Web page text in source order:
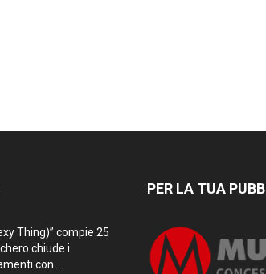
Thing)” compie 25
chiude i
con...
PER LA TUA